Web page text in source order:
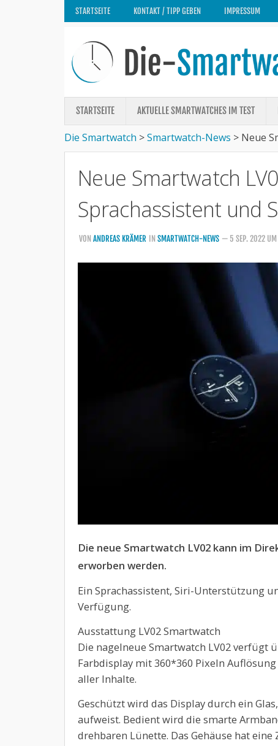
STARTSEITE KONTAKT / TIPP GEBEN IMPRESSUM
STARTSEITE AKTUELLE SMARTWATCHES IM TEST
Die Smartwatch >Smartwatch-News > Neue
Neue Smartwatch
Sprachassistent und
VON ANDREAS KRÄMER IN SMARTWATCH-NEWS — 5 SEP. 2022
Die neue Smartwatch LV02 kann im
erworben werden.
Ein Sprachassistent, Siri-Unterstützung
Verfügung.
Ausstattung LV02 Smartwatch
Die nagelneue Smartwatch LV02 verfügt
Farbdisplay mit 360*360 Pixeln
aller Inhalte.
Geschützt wird das Display durch ein
aufweist. Bedient wird die smarte
drehbaren Lünette. Das Gehäuse hat